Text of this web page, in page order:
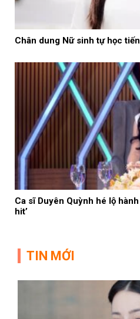
Chân dung Nữ sinh tự học
Ca sĩ Duyên Quỳnh hé lộ
hit’
TIN MỚI